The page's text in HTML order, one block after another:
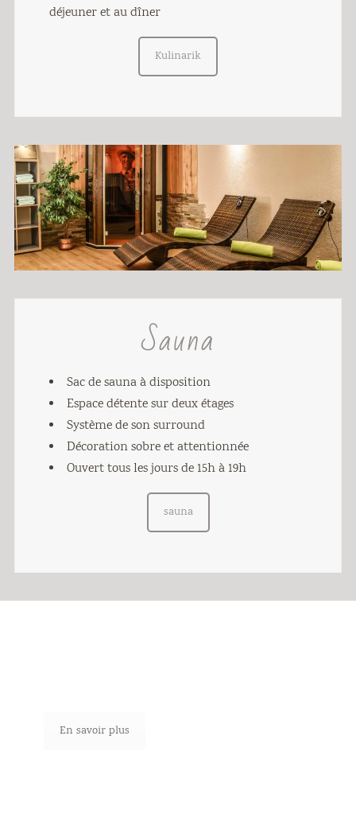
déjeuner et au dîner
Kulinarik
Sauna
Sac de sauna à disposition
Espace détente sur deux étages
Système de son surround
Décoration sobre et attentionnée
Ouvert tous les jours de 15h à 19h
sauna
En savoir plus